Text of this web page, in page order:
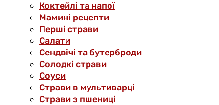
Коктейлі та напої
Мамині рецепти
Перші страви
Салати
Сендвічі та бутерброди
Солодкі страви
Соуси
Страви в мультиварці
Страви з пшениці